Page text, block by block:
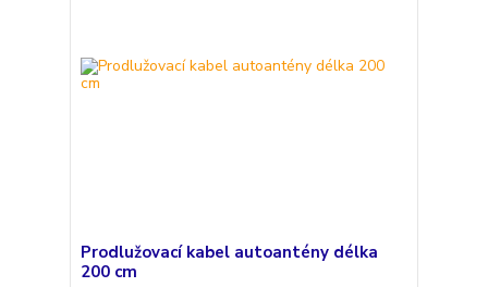
Prodlužovací kabel autoantény délka
200 cm